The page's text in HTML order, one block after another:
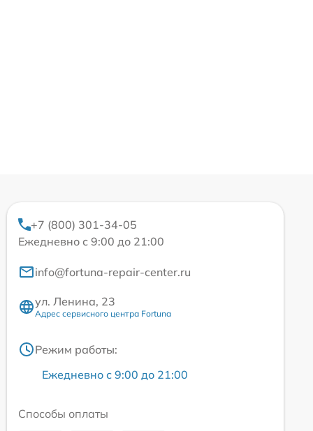
+7 (800) 301-34-05
Ежедневно с 9:00 до 21:00
info@fortuna-repair-center.ru
ул. Ленина, 23
Адрес сервисного центра Fortuna
Режим работы:
Ежедневно с 9:00 до 21:00
Способы оплаты